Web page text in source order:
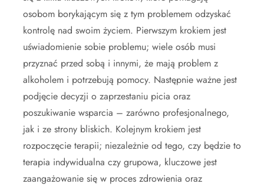
osobom borykającym się z tym problemem odzyskać
kontrolę nad swoim życiem. Pierwszym krokiem jest
uświadomienie sobie problemu; wiele osób musi
przyznać przed sobą i innymi, że mają problem z
alkoholem i potrzebują pomocy. Następnie ważne jest
podjęcie decyzji o zaprzestaniu picia oraz
poszukiwanie wsparcia – zarówno profesjonalnego,
jak i ze strony bliskich. Kolejnym krokiem jest
rozpoczęcie terapii; niezależnie od tego, czy będzie to
terapia indywidualna czy grupowa, kluczowe jest
zaangażowanie się w proces zdrowienia oraz